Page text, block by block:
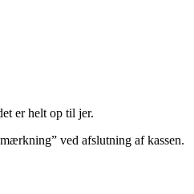
er helt op til jer.
ved afslutning af kassen.